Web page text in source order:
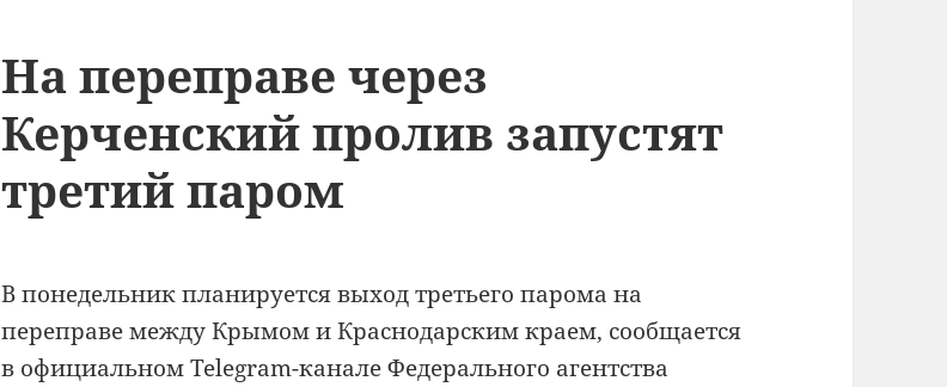
На переправе через
Керченский пролив запустят
третий паром
В понедельник планируется выход третьего парома на
переправе между Крымом и Краснодарским краем, сообщается
в официальном Telegram-канале Федерального агентства